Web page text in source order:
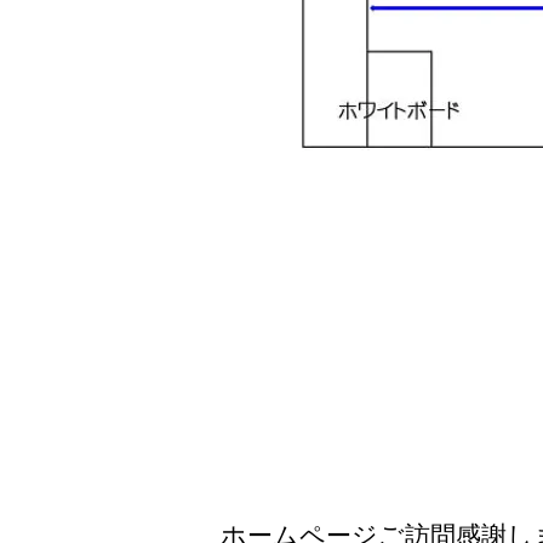
ホームページご訪問感謝し